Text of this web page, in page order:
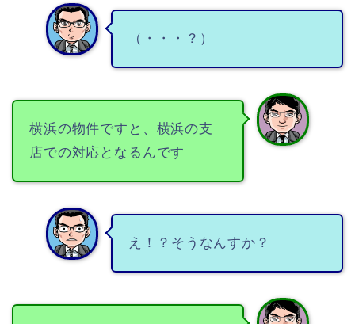
（・・・？）
横浜の物件ですと、横浜の支
店での対応となるんです
え！？そうなんすか？